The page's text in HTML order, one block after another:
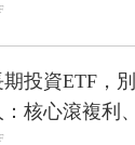
差在哪？
期投資ETF，
：核心滾複利